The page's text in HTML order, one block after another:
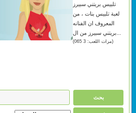
تلبيس بريتني سبيرز
لعبة تلبيس بنات ، من
المعروف ان الفنانه
(مرات اللعب: 3 065)